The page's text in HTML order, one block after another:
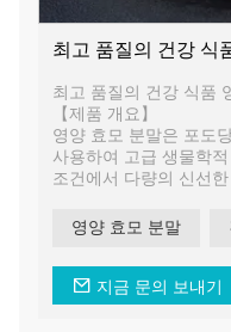
최고 품질의 건강 식
최고 품질의 건강 식품
【제품 개요】
영양 효모 분말은 포도
사용하여 고급 생물학
조건에서 다량의 신선
조 및 기타 특수 처리로
영양 효모 분말
지금 문의 보내기